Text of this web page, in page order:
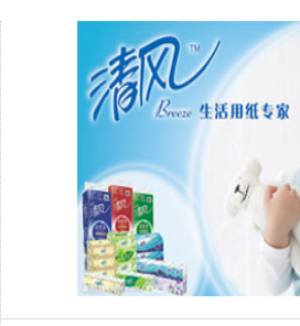
利川首家手机综合卖场—清源数码广场 10